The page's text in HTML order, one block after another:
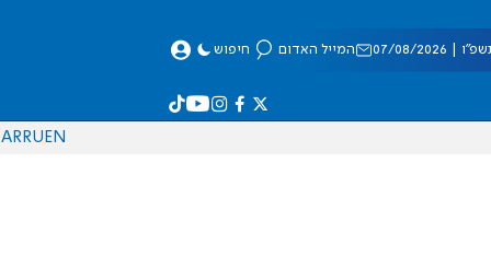
08/2026 המייל האדום חיפוש
EN
RU
AR